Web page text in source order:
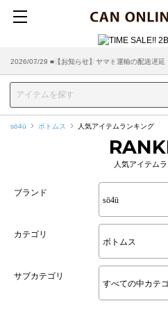
2026/07/29 ■【お知らせ】ヤマト運輸の配送遅延
2026/03/18 ■店舗受け取りサービスのご案内
sō4ū ボトムス 人気アイテムランキング
人気アイテム
ブランド
カテゴリ
サブカテゴリ